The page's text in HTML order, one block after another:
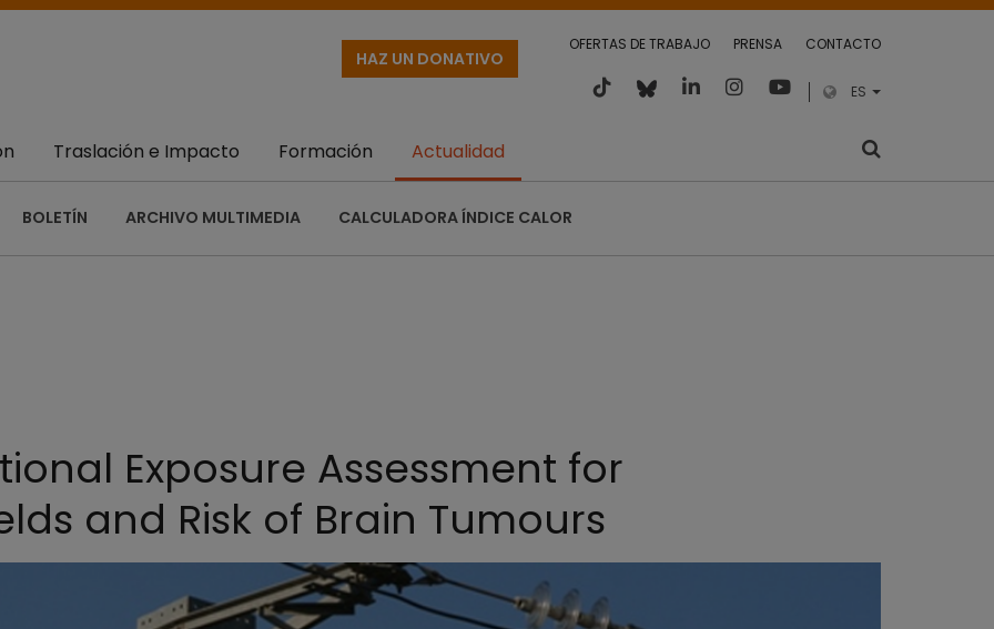
OFERTAS DE TRABAJO PRENSA CONTACTO
ES
HAZ UN DONATIVO
Traslación e Impacto Formación Actualidad
BOLETÍN ARCHIVO MULTIMEDIA CALCULADORA ÍNDICE CALOR
Exposure Assessment for
and Risk of Brain Tumours